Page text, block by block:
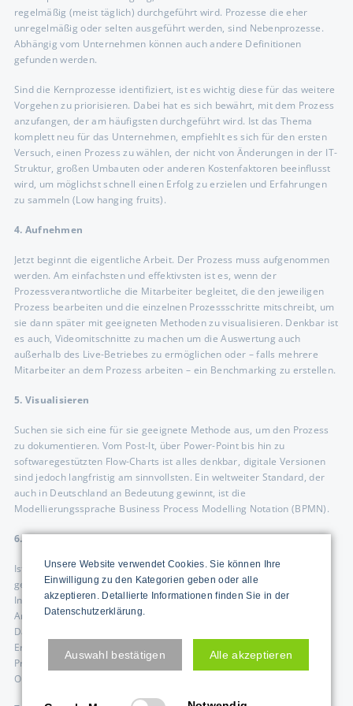
regelmäßig (meist täglich) durchgeführt wird. Prozesse die eher
unregelmäßig oder selten ausgeführt werden, sind Nebenprozesse.
Abhängig vom Unternehmen können auch andere Definitionen
gefunden werden.
Sind die Kernprozesse identifiziert, ist es wichtig diese für das weitere
Vorgehen zu priorisieren. Dabei hat es sich bewährt, mit dem Prozess
anzufangen, der am häufigsten durchgeführt wird. Ist das Thema
komplett neu für das Unternehmen, empfiehlt es sich für den ersten
Versuch, einen Prozess zu wählen, der nicht von Änderungen in der IT-
Struktur, großen Umbauten oder anderen Kostenfaktoren beeinflusst
wird, um möglichst schnell einen Erfolg zu erzielen und Erfahrungen
zu sammeln (Low hanging fruits).
4. Aufnehmen
Jetzt beginnt die eigentliche Arbeit. Der Prozess muss aufgenommen
werden. Am einfachsten und effektivsten ist es, wenn der
Prozessverantwortliche die Mitarbeiter begleitet, die den jeweiligen
Prozess bearbeiten und die einzelnen Prozessschritte mitschreibt, um
sie dann später mit geeigneten Methoden zu visualisieren. Denkbar ist
es auch, Videomitschnitte zu machen um die Auswertung auch
außerhalb des Live-Betriebes zu ermöglichen oder – falls mehrere
Mitarbeiter an dem Prozess arbeiten – ein Benchmarking zu erstellen.
5. Visualisieren
Suchen sie sich eine für sie geeignete Methode aus, um den Prozess
zu dokumentieren. Vom Post-It, über Power-Point bis hin zu
softwaregestützten Flow-Charts ist alles denkbar, digitale Versionen
sind jedoch langfristig am sinnvollsten. Ein weltweiter Standard, der
auch in Deutschland an Bedeutung gewinnt, ist die
Modellierungssprache Business Process Modelling Notation (BPMN).
6. Messen
Ist der Prozess dokumentiert, werden die einzelnen Teilschritte mit
geeigneten Methoden gemessen (zum Beispiel einer Stoppuhr).
Inkludiert werden müssen Wegezeiten,Liegezeiten, Wartezeiten und
Arbeitszeiten, möglichst nach Art der Bearbeitungszeit getrennt.
Daraus berechnet sich die Gesamtzeit des Prozesses. Aus den
Ergebnissen lassen sich am Ende auch Kosten für die einzelnen
Prozessschritte und den Gesamtprozess ableiten, die für die
Optimierung und die Kontrolle verwendet werden können.
Unsere Website verwendet Cookies. Sie können Ihre
Einwilligung zu den Kategorien geben oder alle
akzeptieren. Detallierte Informationen finden Sie in der
Datenschutzerklärung.
Auswahl bestätigen Alle akzeptieren